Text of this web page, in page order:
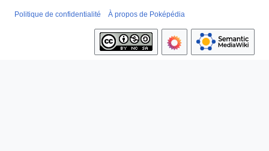
Politique de confidentialité À propos de Poképédia